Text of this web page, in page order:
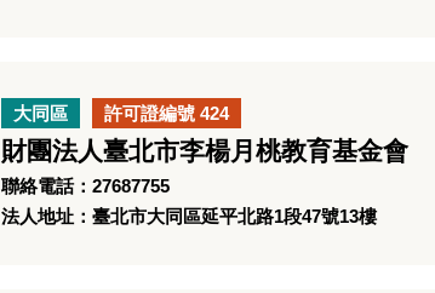
大同區 許可證編號 424
財團法人臺北市李楊月桃教育基金會
聯絡電話：27687755
法人地址：臺北市大同區延平北路1段47號13樓